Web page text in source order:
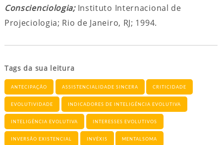
Conscienciologia;Instituto Internacional de
Projeciologia; Rio de Janeiro, RJ; 1994.
Tags da sua leitura
ANTECIPAÇÃO ASSISTENCIALIDADE SINCERA CRITICIDADE
EVOLUTIVIDADE INDICADORES DE INTELIGÊNCIA EVOLUTIVA
INTELIGÊNCIA EVOLUTIVA INTERESSES EVOLUTIVOS
INVERSÃO EXISTENCIAL INVÉXIS MENTALSOMA